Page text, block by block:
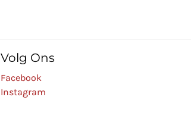
Volg Ons
Facebook
Instagram